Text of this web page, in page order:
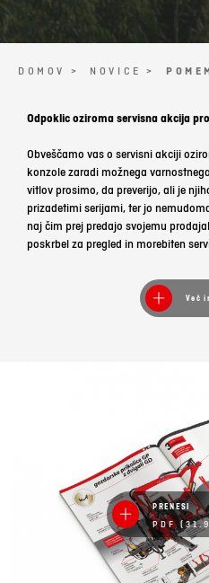
DOMOV > NOVICE >
Odpoklic oziroma servisna akcija
Obveščamo vas o servisni akciji
konzole zaradi možnega
vitlov prosimo, da preverijo, ali je
prizadetimi serijami, ter jo
naj čim prej predajo svojemu
poskrbel za pregled in morebiten
Več
PRENESI
PDF